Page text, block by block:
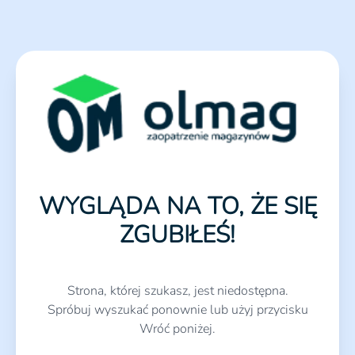
WYGLĄDA NA TO, ŻE SIĘ
ZGUBIŁEŚ!
Strona, której szukasz, jest niedostępna.
Spróbuj wyszukać ponownie lub użyj przycisku
Wróć poniżej.